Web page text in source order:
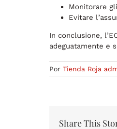
Monitorare
Evitare
In conclusione,
adeguatamente e
Por Tienda Roja
Share This